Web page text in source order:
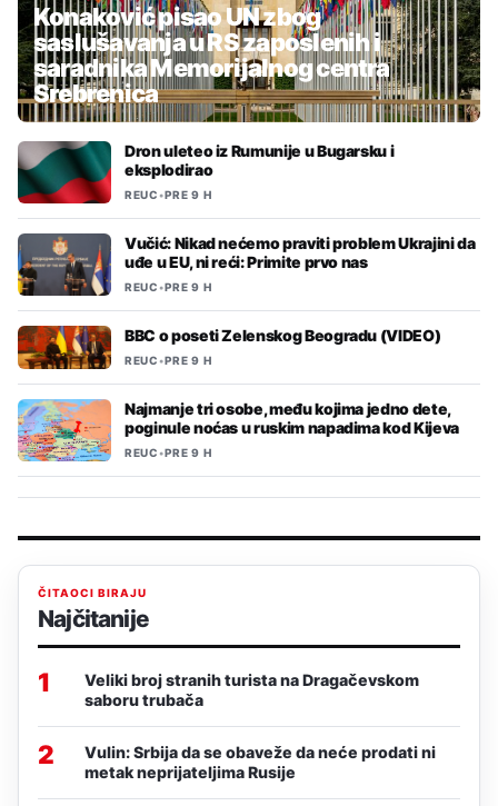
Konaković pisao UN zbog
saslušavanja u RS zaposlenih i
saradnika Memorijalnog centra
Srebrenica
Dron uleteo iz Rumunije u Bugarsku i
eksplodirao
REUC•PRE 9 H
Vučić: Nikad nećemo praviti problem Ukrajini da
uđe u EU, ni reći: Primite prvo nas
REUC•PRE 9 H
BBC o poseti Zelenskog Beogradu (VIDEO)
REUC•PRE 9 H
Najmanje tri osobe, među kojima jedno dete,
poginule noćas u ruskim napadima kod Kijeva
REUC•PRE 9 H
ČITAOCI BIRAJU
Najčitanije
1
Veliki broj stranih turista na Dragačevskom
saboru trubača
2
Vulin: Srbija da se obaveže da neće prodati ni
metak neprijateljima Rusije